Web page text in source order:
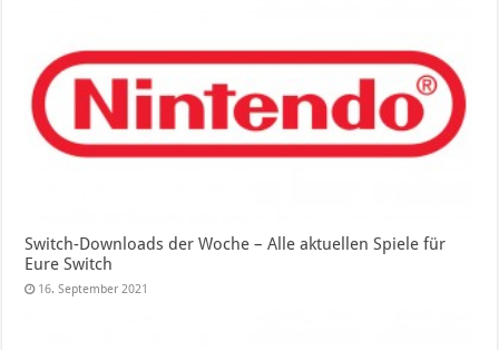
Switch-Downloads der Woche – Alle aktuellen Spiele für
Eure Switch
16. September 2021